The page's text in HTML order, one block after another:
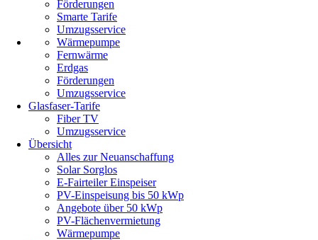
Förderungen
Smarte Tarife
Umzugsservice
Wärmepumpe
Fernwärme
Erdgas
Förderungen
Umzugsservice
Glasfaser-Tarife
Fiber TV
Umzugsservice
Übersicht
Alles zur Neuanschaffung
Solar Sorglos
E-Fairteiler Einspeiser
PV-Einspeisung bis 50 kWp
Angebote über 50 kWp
PV-Flächenvermietung
Wärmepumpe